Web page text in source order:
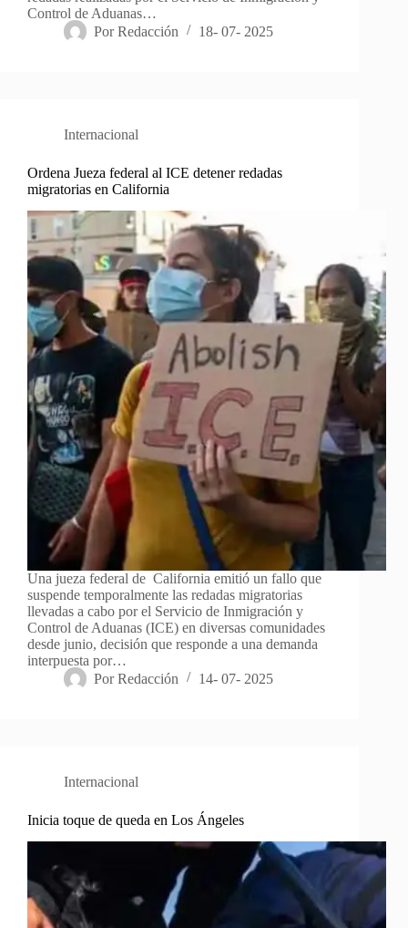
Control de Aduanas…
Por Redacción 18- 07- 2025
Internacional
Ordena Jueza federal al ICE detener redadas
migratorias en California
Una jueza federal de California emitió un fallo que
suspende temporalmente las redadas migratorias
llevadas a cabo por el Servicio de Inmigración y
Control de Aduanas (ICE) en diversas comunidades
desde junio, decisión que responde a una demanda
interpuesta por…
Por Redacción 14- 07- 2025
Internacional
Inicia toque de queda en Los Ángeles